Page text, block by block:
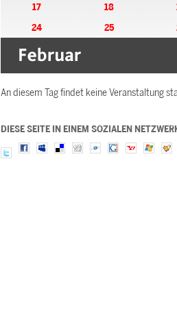
17
18
24
25
An diesem Tag findet keine Veranstaltung
DIESE SEITE IN EINEM SOZIALEN